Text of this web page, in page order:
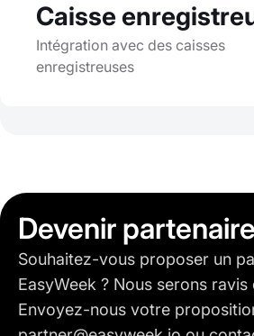
Caisse
Intégration avec des caisses
enregistreuses
Devenir partenaire
Souhaitez-vous proposer un
EasyWeek ? Nous serons
Envoyez-nous votre